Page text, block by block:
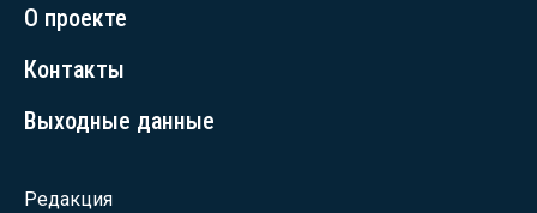
О проекте
Контакты
Выходные данные
Редакция